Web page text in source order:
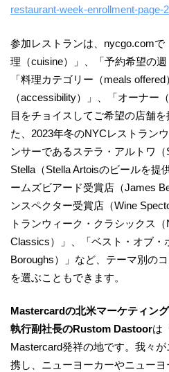
restaurant-week-enrollment-page-
参加レストランは、nycgo.comで
理（cuisine）」、「予約希望の週
「料理カテゴリー（meals
（accessibility）」、「オーナー
目をチョイスしてご希望の店舗
た、2023年冬のNYCレストラン
ンサーであるステラ・アルトワ
Stella（Stella Artoisのビールを提
ームズビアード受賞店（James
ンスペクター受賞店（Wine
トランウィーク・クラシックス
Classics）」、「ベスト・オブ・
Boroughs）」など、テーマ別の
を選ぶこともできます。
Mastercardの北米マーケティン
執行副社長のRustom Dastoorは
Mastercard発祥の地です。我々
携し、ニューヨーカーやニュー